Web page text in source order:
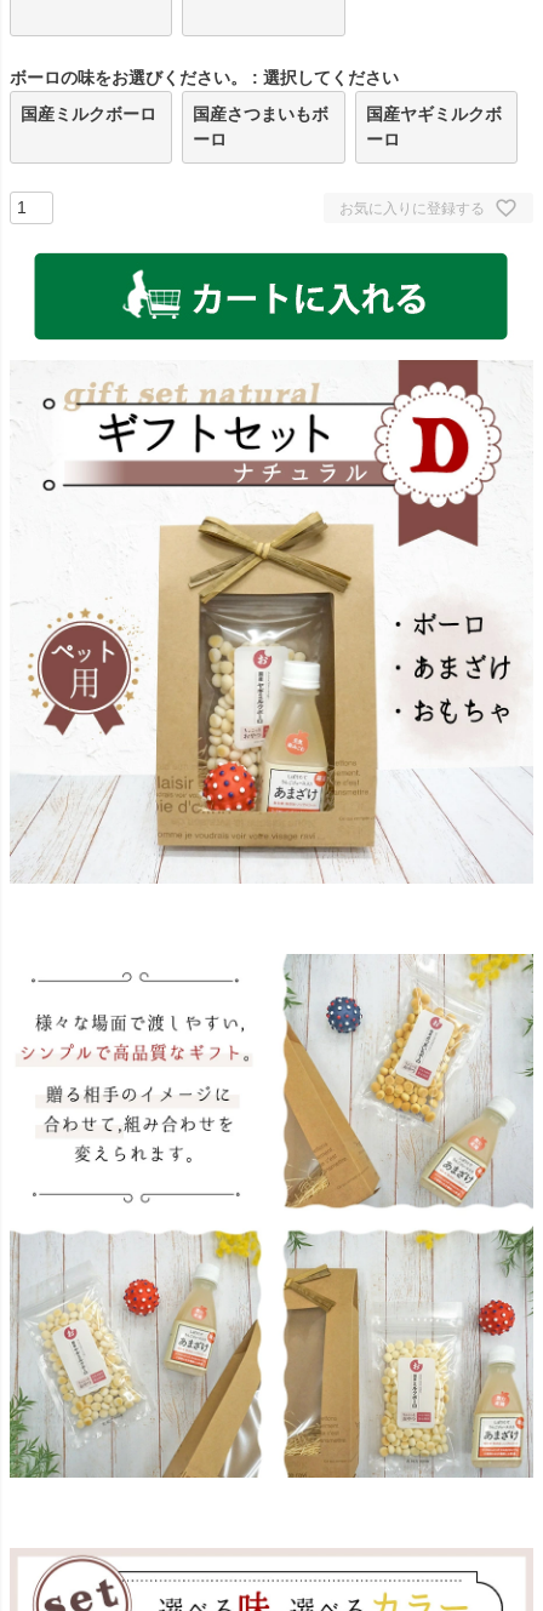
ボーロの味をお選びください。
選択してください
国産ミルクボーロ
国産さつまいもボ
ーロ
国産ヤギミルクボ
ーロ
お気に入りに登録する